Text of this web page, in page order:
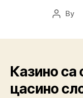
By
Казино са
цасино